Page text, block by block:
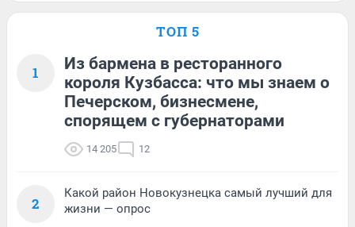
ТОП 5
1
Из бармена в ресторанного
короля Кузбасса: что мы знаем о
Печерском, бизнесмене,
спорящем с губернаторами
14 205 12
2
Какой район Новокузнецка самый лучший для
жизни — опрос